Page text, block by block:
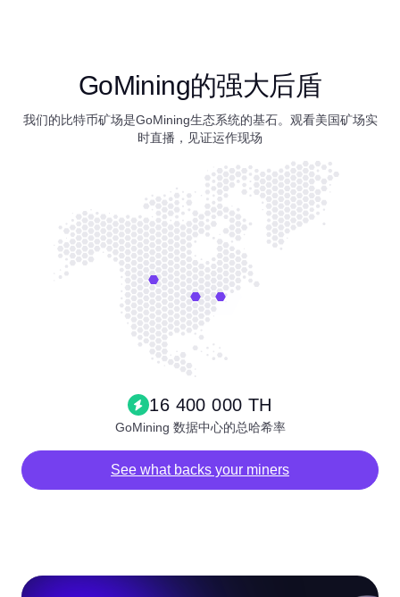
GoMining的强大后盾
我们的比特币矿场是GoMining生态系统的基石。观看美国矿场实
时直播，见证运作现场
16 400 000 TH
GoMining 数据中心的总哈希率
See what backs your miners